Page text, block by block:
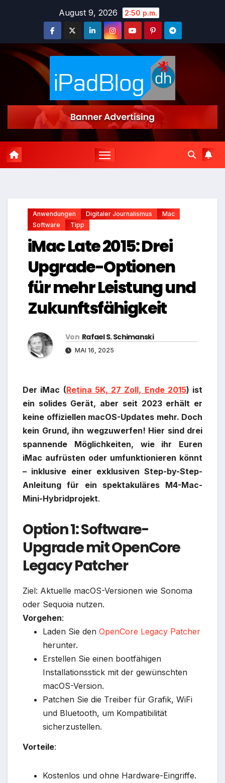
August 9, 2026 2:50 p.m.
Anwendungen Digitaler Journalismus
Mac
Software
Tipp
iMac Late 2015: Drei
Upgrade-Optionen
für mehr Leistung und
Zukunftsfähigkeit
Von Rafael S. Schimanski
MAI 16, 2025
Der iMac (Retina 5K, 27 Zoll, Ende 2015) ist
ein solides Gerät, aber seit 2023 erhält er
keine offiziellen macOS-Updates mehr. Doch
kein Grund, ihn wegzuwerfen! Hier sind drei
spannende Möglichkeiten, wie ihr Euren
iMac aufrüsten oder umfunktionieren könnt
– inklusive einer exklusiven Step-by-Step-
Anleitung für ein spektakuläres M4-Mac-
Mini-Hybridprojekt.
Option 1: Software-
Upgrade mit OpenCore
Legacy Patcher
Ziel: Aktuelle macOS-Versionen wie Sonoma
oder Sequoia nutzen.
Vorgehen:
Laden Sie den OpenCore Legacy Patcher
herunter.
Erstellen Sie einen bootfähigen
Installationsstick mit der gewünschten
macOS-Version.
Patchen Sie die Treiber für Grafik, WiFi
und Bluetooth, um Kompatibilität
sicherzustellen.
Vorteile:
Kostenlos und ohne Hardware-Eingriffe.